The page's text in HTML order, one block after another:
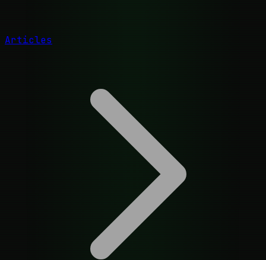
Articles